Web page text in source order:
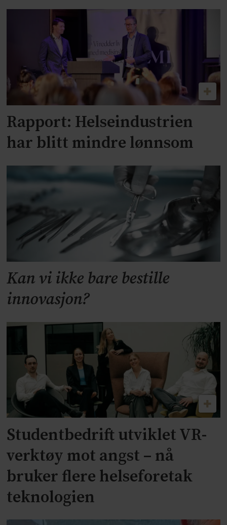
Rapport: Helseindustrien
har blitt mindre lønnsom
Kan vi ikke bare bestille
innovasjon?
Studentbedrift utviklet VR-
verktøy mot angst – nå
bruker flere helseforetak
teknologien